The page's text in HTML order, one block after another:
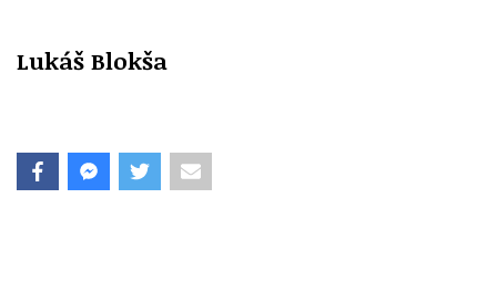
Lukáš Blokša